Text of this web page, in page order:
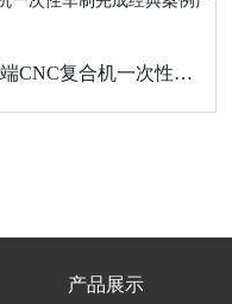
产品展示